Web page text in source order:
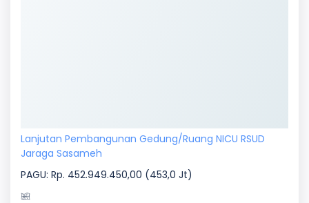
Lanjutan Pembangunan Gedung/Ruang NICU RSUD
Jaraga Sasameh
PAGU: Rp. 452.949.450,00 (453,0 Jt)